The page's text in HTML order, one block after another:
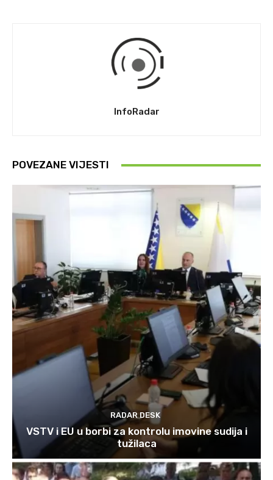
InfoRadar
POVEZANE VIJESTI
RADAR DESK
VSTV i EU u borbi za kontrolu imovine sudija i
tužilaca